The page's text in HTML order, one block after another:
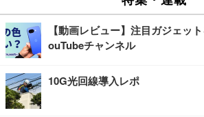
【動画レビュー】注目ガジェッ
ouTubeチャンネル
10G光回線導入レポ